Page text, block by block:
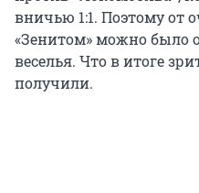
вничью 1:1. Поэтому от
«Зенитом» можно было
веселья. Что в итоге
получили.